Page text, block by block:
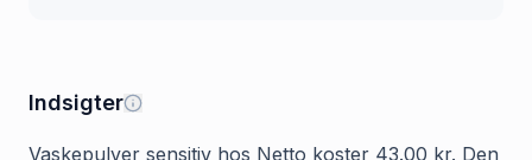
Indsigter
Vaskepulver sensitiv hos Netto koster 43.00 kr. Den